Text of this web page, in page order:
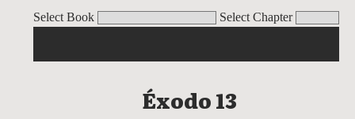
Select Book Select Chapter
Éxodo
Éxodo 13